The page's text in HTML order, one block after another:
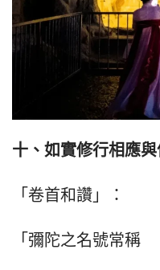
十、 如實修行相應
「卷首和讚」：
「彌陀之名號常稱